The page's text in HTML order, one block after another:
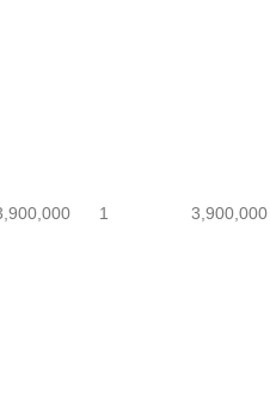
1 3,900,000